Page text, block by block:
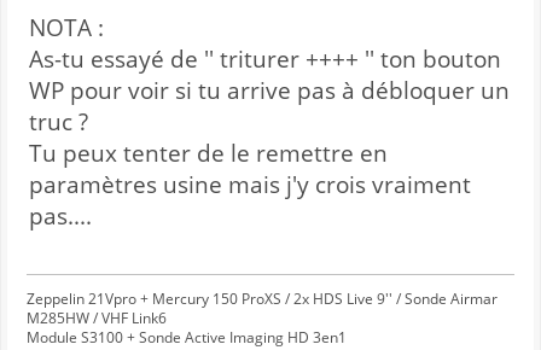
NOTA :
As-tu essayé de '' triturer ++++ '' ton bouton
WP pour voir si tu arrive pas à débloquer un
truc ?
Tu peux tenter de le remettre en
paramètres usine mais j'y crois vraiment
pas....
Zeppelin 21Vpro + Mercury 150 ProXS / 2x HDS Live 9'' / Sonde Airmar
M285HW / VHF Link6
Module S3100 + Sonde Active Imaging HD 3en1